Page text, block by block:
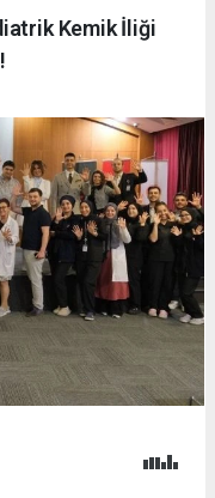
Kemik İliği